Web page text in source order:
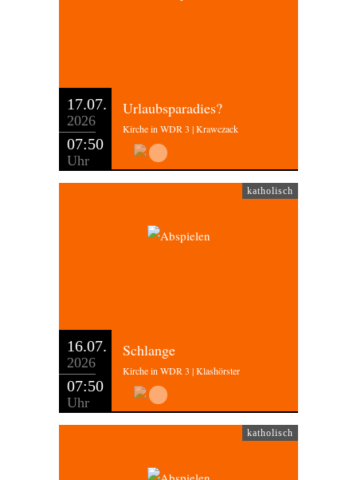
17.07.
2026
07:50
Uhr
Urlaubsparadies?
Kirche in WDR 3 | Krawczack
katholisch
16.07.
2026
07:50
Uhr
Schlange
Kirche in WDR 3 | Klashörster
katholisch